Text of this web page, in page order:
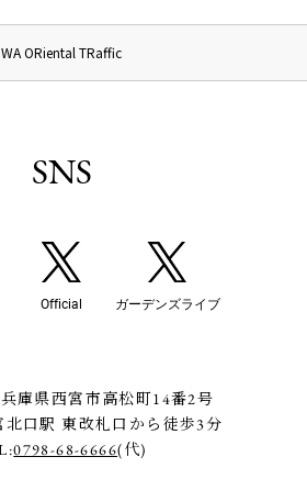
WA ORiental TRaffic
SNS
Official ガーデンズライブ
庫県西宮市高松町14番2号
北口駅 東改札口から徒歩3分
0798-68-6666(代)